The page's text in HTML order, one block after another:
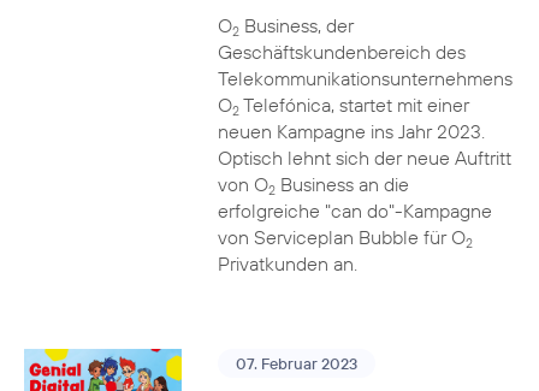
O2Business, der
Geschäftskundenbereich des
Telekommunikationsunternehmens
O2Telefónica, startet mit einer
neuen Kampagne ins Jahr 2023.
Optisch lehnt sich der neue Auftritt
von O2Business an die
erfolgreiche "can do"-Kampagne
von Serviceplan Bubble für O2
Privatkunden an.
07. Februar 2023